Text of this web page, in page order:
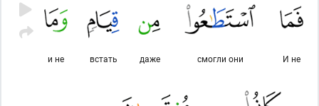
И не
смогли они
даже
встать
и не